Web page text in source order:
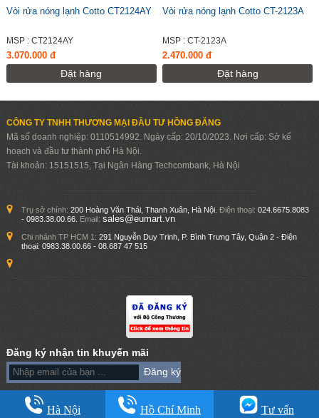
Vòi rửa nóng lạnh Cotto CT2124AY
MSP : CT2124AY
3.070.000 đ
Đặt hàng
Vòi rửa nóng lạnh Cotto CT-2123A
MSP : CT-2123A
2.470.000 đ
Đặt hàng
CÔNG TY TNHH THƯƠNG MẠI ĐẦU TƯ HỒNG ĐĂNG
Mã số doanh nghiệp: 0110514992. Ngày cấp: 20/10/2023. Nơi cấp: Sở kế
hoạch và đầu tư thành phố Hà Nội.
Tài khoản: 15151515, Tại Ngân Hàng Techcombank, Hà Nội
Trụ sở chính: 200 Hoàng Văn Thái, Thanh Xuân, Hà Nội.Điện thoại: 024.6675.8083
- 0983.38.00.66. Email:sales@eumart.vn
Chi nhánh TP HCM 1: 291 Nguyễn Duy Trinh, P. Bình Trưng Tây, Quận 2 - Điện
thoại:0983.38.00.66 - 08.687 47 515
Đăng ký nhận tin khuyến mãi
Hà Nội Hồ Chí Minh Tư vấn
Đơn vị chủ quản: Kim Tín Company